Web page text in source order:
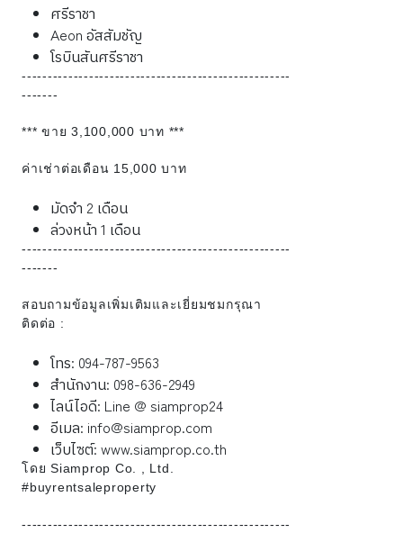
ศรีราชา
Aeon อัสสัมชัญ
โรบินสันศรีราชา
----------------------------------------------------
-------
*** ขาย 3,100,000 บาท ***
ค่าเช่าต่อเดือน 15,000 บาท
มัดจำ 2 เดือน
ล่วงหน้า 1 เดือน
----------------------------------------------------
-------
สอบถามข้อมูลเพิ่มเติมและเยี่ยมชมกรุณา
ติดต่อ :
โทร: 094-787-9563
สำนักงาน: 098-636-2949
ไลน์ไอดี: Line @ siamprop24
อีเมล: info@siamprop.com
เว็บไซต์: www.siamprop.co.th
โดย Siamprop Co. , Ltd.
#buyrentsaleproperty
----------------------------------------------------